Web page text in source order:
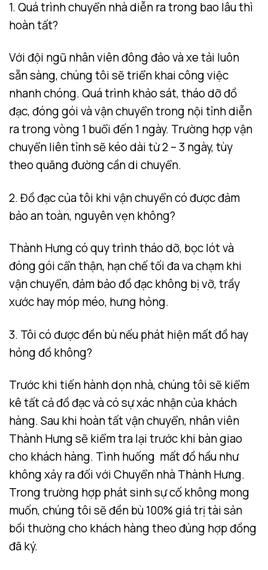
1. Quá trình chuyển nhà diễn ra trong bao lâu thì
hoàn tất?
Với đội ngũ nhân viên đông đảo và xe tải luôn
sẵn sàng, chúng tôi sẽ triển khai công việc
nhanh chóng. Quá trình khảo sát, tháo dỡ đồ
đạc, đóng gói và vận chuyển trong nội tỉnh diễn
ra trong vòng 1 buổi đến 1 ngày. Trường hợp vận
chuyển liên tỉnh sẽ kéo dài từ 2 – 3 ngày, tùy
theo quãng đường cần di chuyển.
2. Đồ đạc của tôi khi vận chuyển có được đảm
bảo an toàn, nguyên vẹn không?
Thành Hưng có quy trình tháo dỡ, bọc lót và
đóng gói cẩn thận, hạn chế tối đa va chạm khi
vận chuyển, đảm bảo đồ đạc không bị vỡ, trầy
xước hay móp méo, hưng hỏng.
3. Tôi có được đền bù nếu phát hiện mất đồ hay
hỏng đồ không?
Trước khi tiến hành dọn nhà, chúng tôi sẽ kiểm
kê tất cả đồ đạc và có sự xác nhận của khách
hàng. Sau khi hoàn tất vận chuyển, nhân viên
Thành Hưng sẽ kiểm tra lại trước khi bàn giao
cho khách hàng. Tình huống mất đồ hầu như
không xảy ra đối với Chuyển nhà Thành Hưng.
Trong trường hợp phát sinh sự cố không mong
muốn, chúng tôi sẽ đền bù 100% giá trị tài sản
bồi thường cho khách hàng theo đúng hợp đồng
đã ký.